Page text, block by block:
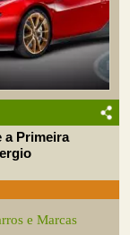
a Primeira
e Marcas